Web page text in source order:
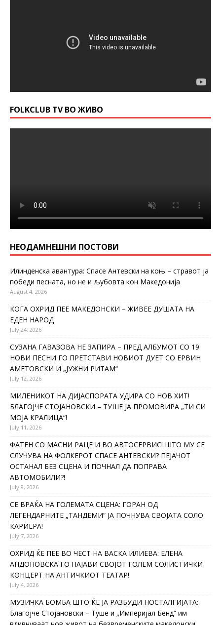
FOLKCLUB TV ВО ЖИВО
НЕОДАМНЕШНИ ПОСТОВИ
Илинденска авантура: Спасе Антевски на коњ – стравот ја
победи песната, но не и љубовта кон Македонија
August 4, 2026
КОГА ОХРИД ПЕЕ МАКЕДОНСКИ – ЖИВЕЕ ДУШАТА НА
ЕДЕН НАРОД
July 24, 2026
СУЗАНА ГАВАЗОВА НЕ ЗАПИРА – ПРЕД АЛБУМОТ СО 19
НОВИ ПЕСНИ ГО ПРЕТСТАВИ НОВИОТ ДУЕТ СО ЕРВИН
АМЕТОВСКИ И „ЈУЖНИ РИТАМ“
July 12, 2026
МИЛЕНИКОТ НА ДИЈАСПОРАТА УДИРА СО НОВ ХИТ!
БЛАГОЈЧЕ СТОЈАНОВСКИ – ТУШЕ ЈА ПРОМОВИРА „ТИ СИ
МОЈА КРАЛИЦА“!
July 11, 2026
ФАТЕН СО МАСНИ РАЦЕ И ВО АВТОСЕРВИС! ШТО МУ СЕ
СЛУЧУВА НА ФОЛКЕРОТ СПАСЕ АНТЕВСКИ? ПЕЈАЧОТ
ОСТАНАЛ БЕЗ СЦЕНА И ПОЧНАЛ ДА ПОПРАВА
АВТОМОБИЛИ?!
July 9, 2026
СЕ ВРАЌА НА ГОЛЕМАТА СЦЕНА: ГОРАН ОД
ЛЕГЕНДАРНИТЕ „ТАНДЕМИ“ ЈА ПОЧНУВА СВОЈАТА СОЛО
КАРИЕРА!
July 7, 2026
ОХРИД ЌЕ ПЕЕ ВО ЧЕСТ НА ВАСКА ИЛИЕВА: ЕЛЕНА
АНДОНОВСКА ГО НАЈАВИ СВОЈОТ ГОЛЕМ СОЛИСТИЧКИ
КОНЦЕРТ НА АНТИЧКИОТ ТЕАТАР!
July 4, 2026
МУЗИЧКА БОМБА ШТО ЌЕ ЈА РАЗБУДИ НОСТАЛГИЈАТА:
Благојче Стојановски – Туше и „Империјал Бенд“ им